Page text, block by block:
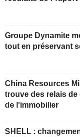
Groupe Dynamite
tout en préservant
China Resources
trouve des relais
de l'immobilier
SHELL : changement d'opinion, de "